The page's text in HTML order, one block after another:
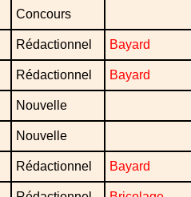
Concours
Rédactionnel Bayard
Rédactionnel Bayard
Nouvelle
Nouvelle
Rédactionnel Bayard